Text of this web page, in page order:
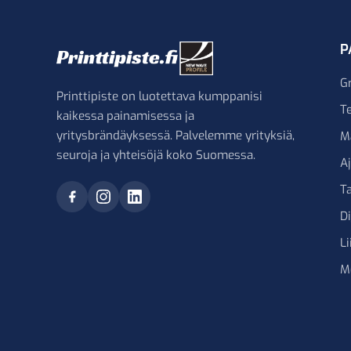
Printtipiste on luotettava kumppanisi
kaikessa painamisessa ja
yritysbrändäyksessä. Palvelemme yrityksiä,
seuroja ja yhteisöjä koko Suomessa.